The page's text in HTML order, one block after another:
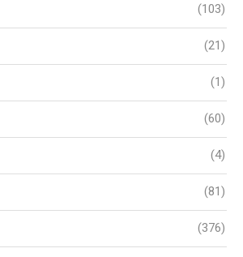
(103)
(21)
(1)
(60)
(4)
(81)
(376)